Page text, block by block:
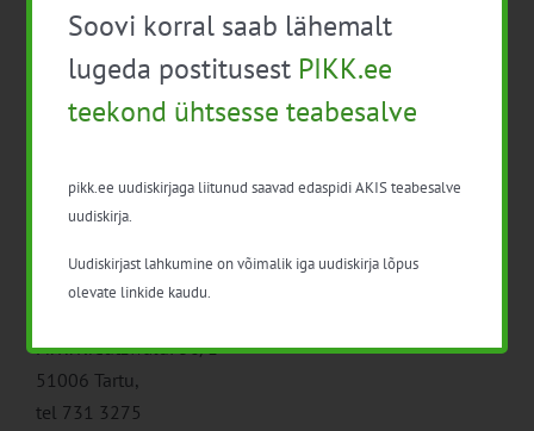
riigiabi taotlus (vormi saab korraldajalt).
Keskmise suurusega ettevõtja korral toetatakse
infopäeval või koolitusel osalemist 60%, mikro-ja
Puudujääv osa tuleb osalejal/ettevõttel endal tasuda.
Koolituse korraldaja:
Fr. R. Kreutzwaldi 56/1
51006 Tartu,
tel 731 3275
Soovi korral saab lähemalt
lugeda postitusest PIKK.ee
teekond ühtsesse teabesalve
pikk.ee uudiskirjaga liitunud saavad edaspidi AKIS teabesalve
uudiskirja.
Uudiskirjast lahkumine on võimalik iga uudiskirja lõpus
olevate linkide kaudu.